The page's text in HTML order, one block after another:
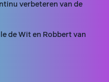
verbeteren van de
de Wit en Robbert van